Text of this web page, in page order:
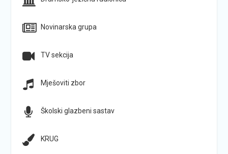
Novinarska grupa
TV sekcija
Mješoviti zbor
Školski glazbeni sastav
KRUG